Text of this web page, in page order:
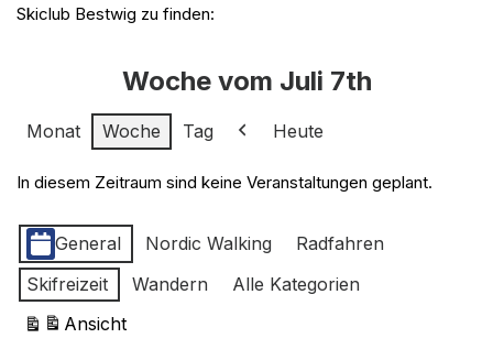
Skiclub Bestwig zu finden:
Woche vom Juli 7th
Monat Woche Tag
Zurück
Heute
In diesem Zeitraum sind keine Veranstaltungen geplant.
Kategorien
General Nordic Walking
Radfahren
Skifreizeit
Wandern
Alle Kategorien
Ansicht
ausdrucken